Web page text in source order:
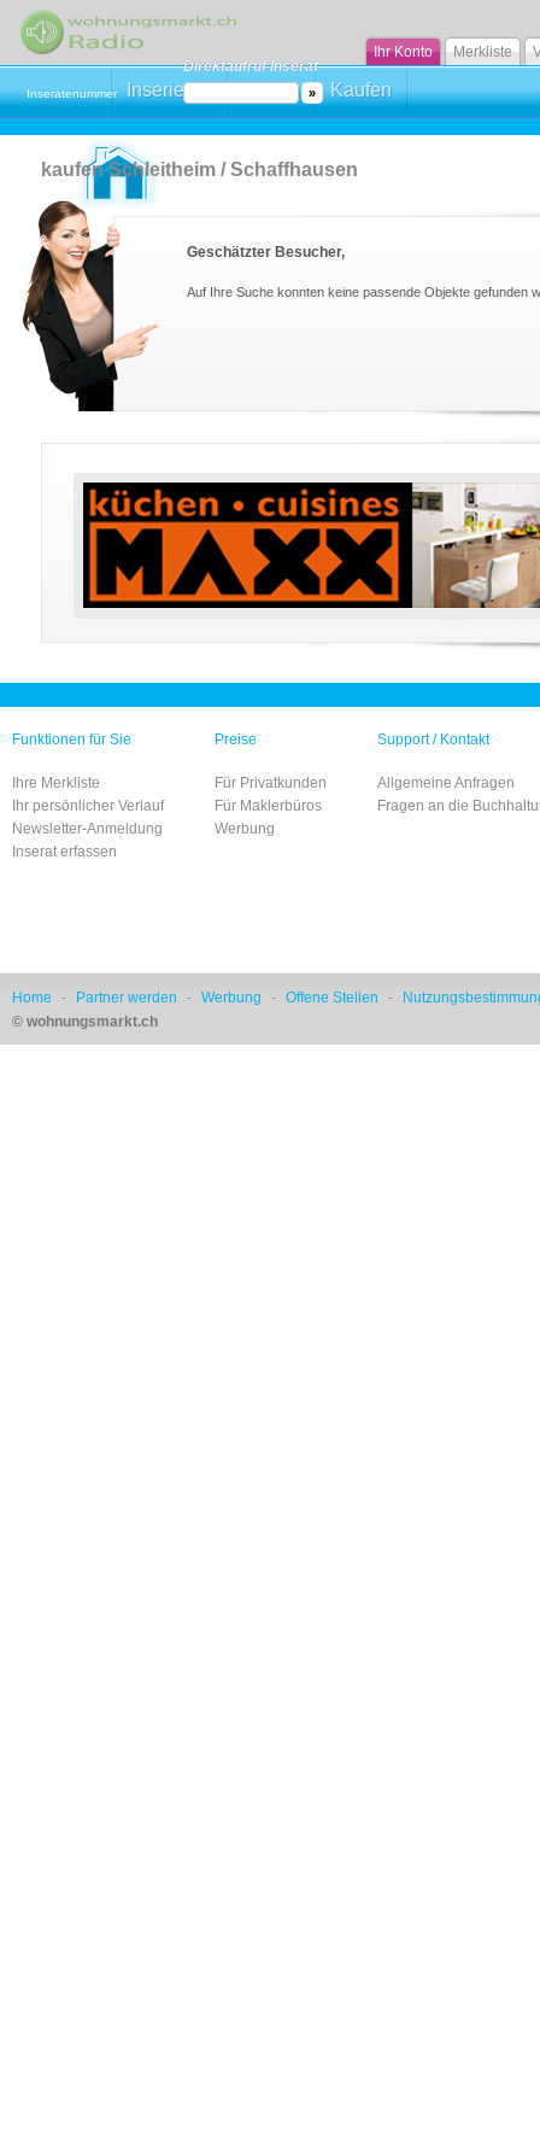
Ihr Konto Merkliste
Inserieren Mieten Kaufen
Direktaufruf Inserat
Inseratenummer
kaufen Schleitheim / Schaffhausen
Geschätzter Besucher,
Auf Ihre Suche konnten keine passende Objekte gefunden
Funktionen für Sie
Ihre Merkliste
Ihr persönlicher Verlauf
Newsletter-Anmeldung
Inserat erfassen
Preise
Für Privatkunden
Für Maklerbüros
Werbung
Support / Kontakt
Allgemeine Anfragen
Fragen an die
Home - Partner werden - Werbung - Offene Stellen -
© wohnungsmarkt.ch